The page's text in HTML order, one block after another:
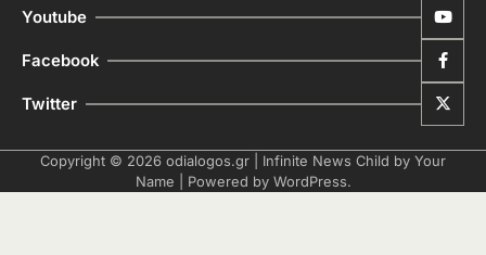
Youtube
Facebook
Twitter
Copyright © 2026 odialogos.gr | Infinite News Child by Your
Name | Powered by WordPress.